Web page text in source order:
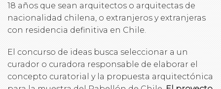
18 años que sean arquitectos o arquitectas de
nacionalidad chilena, o extranjeros y extranjeras
con residencia definitiva en Chile.
El concurso de ideas busca seleccionar a un
curador o curadora responsable de elaborar el
concepto curatorial y la propuesta arquitectónica